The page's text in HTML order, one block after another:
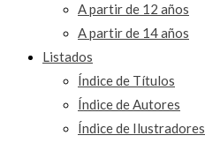
A partir de 12 años
A partir de 14 años
Listados
Índice de Títulos
Índice de Autores
Índice de Ilustradores